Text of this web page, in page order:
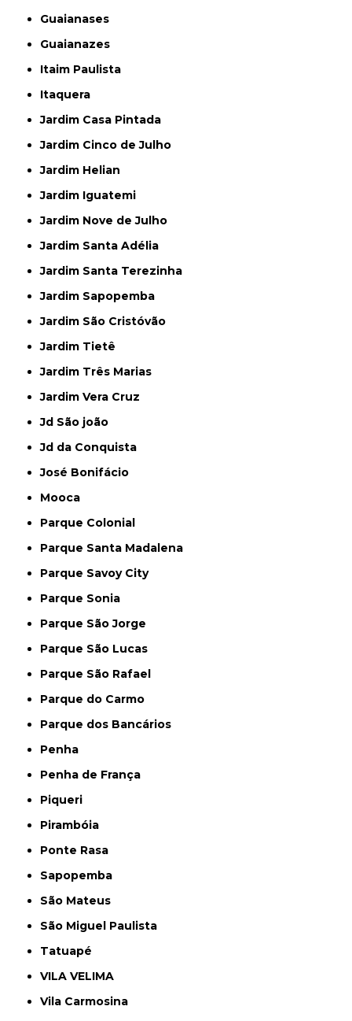
Guaianases
Guaianazes
Itaim Paulista
Itaquera
Jardim Casa Pintada
Jardim Cinco de Julho
Jardim Helian
Jardim Iguatemi
Jardim Nove de Julho
Jardim Santa Adélia
Jardim Santa Terezinha
Jardim Sapopemba
Jardim São Cristóvão
Jardim Tietê
Jardim Três Marias
Jardim Vera Cruz
Jd São joão
Jd da Conquista
José Bonifácio
Mooca
Parque Colonial
Parque Santa Madalena
Parque Savoy City
Parque Sonia
Parque São Jorge
Parque São Lucas
Parque São Rafael
Parque do Carmo
Parque dos Bancários
Penha
Penha de França
Piqueri
Pirambóia
Ponte Rasa
Sapopemba
São Mateus
São Miguel Paulista
Tatuapé
VILA VELIMA
Vila Carmosina